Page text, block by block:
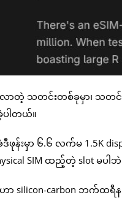
းလာတဲ့ သတင်းတစ်ခုမှာ၊ သတ
ါတယ်။
မှာ ၆.၆ လက်မ 1.5K display
SIM ထည့်တဲ့ slot
silicon-carbon ဘက်ထရီန